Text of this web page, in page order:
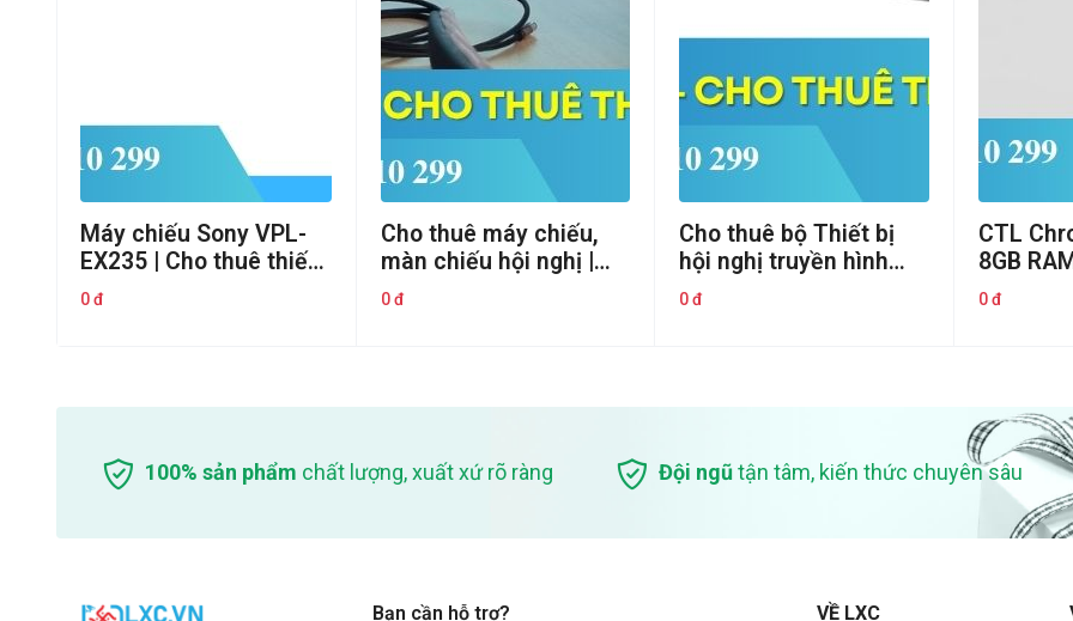
Máy chiếu Sony VPL-
EX235 | Cho thuê thiết
bị hội nghị
0 đ
Cho thuê máy chiếu,
màn chiếu hội nghị |
Cho thuê thiết bị hội
0 đ
Cho thuê bộ Thiết bị
hội nghị truyền hình
AVER VC520 PRO3 |
0 đ
CTL
8GB
5205
0 đ
100% sản phẩm chất lượng, xuất xứ rõ ràng Đội ngũtận tâm, kiến thức chuyên sâu
Bạn cần hỗ trợ? VỀ LXC